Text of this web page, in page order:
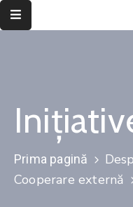
Informații
public
Prima pagină
Cooperare externă